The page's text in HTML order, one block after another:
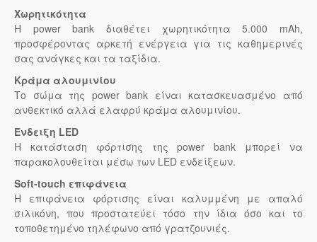
Χωρητικότητα
Η power bank διαθέτει χωρητικότητα 5.000 mAh,
προσφέροντας αρκετή ενέργεια για τις καθημερινές
σας ανάγκες και τα ταξίδια.
Κράμα αλουμινίου
Το σώμα της power bank είναι κατασκευασμένο από
ανθεκτικό αλλά ελαφρύ κράμα αλουμινίου.
Ένδειξη LED
Η κατάσταση φόρτισης της power bank μπορεί να
παρακολουθείται μέσω των LED ενδείξεων.
Soft-touch επιφάνεια
Η επιφάνεια φόρτισης είναι καλυμμένη με απαλό
σιλικόνη, που προστατεύει τόσο την ίδια όσο και το
τοποθετημένο τηλέφωνο από γρατζουνιές.